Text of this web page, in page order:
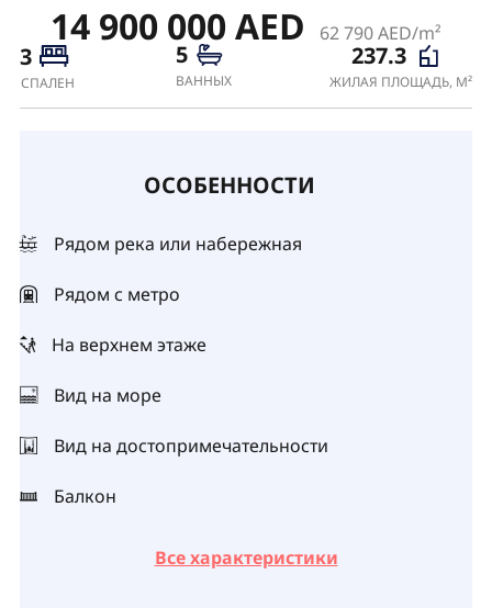
14 900 000 AED 62 790 AED/m²
3
СПАЛЕН
5
ВАННЫХ
237.3
ЖИЛАЯ ПЛОЩАДЬ, М²
ОСОБЕННОСТИ
Рядом река или набережная
Рядом с метро
На верхнем этаже
Вид на море
Вид на достопримечательности
Балкон
Все характеристики